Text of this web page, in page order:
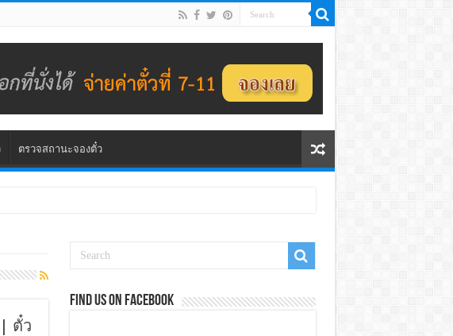
ตรวจสถานะจองตั๋ว
ตั๋ว
Find us on Facebook